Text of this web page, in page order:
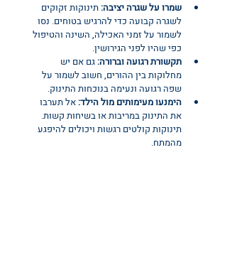
שמרו על שגרה יציבה: תינוקות זקוקים
לשגרה קבועה כדי להרגיש בטוחים. נסו
לשמור על זמני האכילה, השינה והטיפול
כפי שהיו לפני הגירושין.
תקשורת רגועה וברורה: גם אם יש
מחלוקות בין ההורים, חשוב לשמור על
שפה רגועה ונעימה בנוכחות התינוק.
הימנעו מעימותים מול הילד: אל תערבו
את התינוק במריבות או בשיחות קשות.
תינוקות קולטים רגשות ויכולים להיפגע
מהמתח.